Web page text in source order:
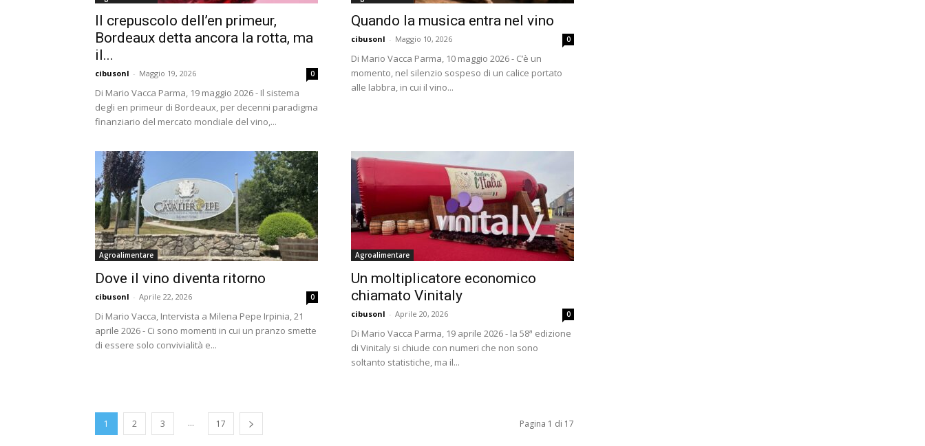
Il crepuscolo dell’en primeur,
Bordeaux detta ancora la rotta, ma
il...
cibusonl - Maggio 19, 2026 0
Di Mario Vacca Parma, 19 maggio 2026 - Il sistema
degli en primeur di Bordeaux, per decenni paradigma
finanziario del mercato mondiale del vino,...
Quando la musica entra nel vino
cibusonl - Maggio 10, 2026 0
Di Mario Vacca Parma, 10 maggio 2026 - C’è un
momento, nel silenzio sospeso di un calice portato
alle labbra, in cui il vino...
Agroalimentare
Dove il vino diventa ritorno
cibusonl - Aprile 22, 2026 0
Di Mario Vacca, Intervista a Milena Pepe Irpinia, 21
aprile 2026 - Ci sono momenti in cui un pranzo smette
di essere solo convivialità e...
Agroalimentare
Un moltiplicatore economico
chiamato Vinitaly
cibusonl - Aprile 20, 2026 0
Di Mario Vacca Parma, 19 aprile 2026 - la 58ª edizione
di Vinitaly si chiude con numeri che non sono
soltanto statistiche, ma il...
1 2 3 ... 17 Pagina 1 di 17